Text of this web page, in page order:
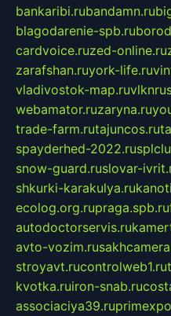
bankaribi.rubandamn.ru
blagodarenie-spb.ru
cardvoice.ruzed-online.ru
zarafshan.ruyork-life.ru
vladivostok-map.ru
webamator.ruzaryna.ru
trade-farm.rutajuncos.ru
spayderhed-2022.ru
snow-guard.ruslovar-
shkurki-karakulya.ru
ecolog.org.rupraga.spb.ru
autodoctorservis.ru
avto-vozim.ru
stroyavt.rucontrolweb1.ru
kvotka.ruiron-snab.ru
associaciya39.ru